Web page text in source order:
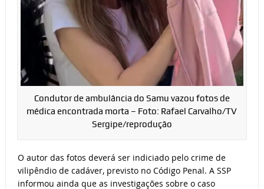
Condutor de ambulância do Samu vazou fotos de
médica encontrada morta – Foto: Rafael Carvalho/TV
Sergipe/reprodução
O autor das fotos deverá ser indiciado pelo crime de
vilipêndio de cadáver, previsto no Código Penal. A SSP
informou ainda que as investigações sobre o caso